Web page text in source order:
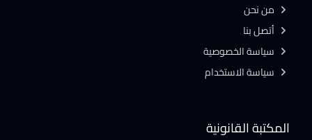
المكتبة القانونية
من نحن
أتصل بنا
سياسة الخصوصية
سياسة الاستخدام